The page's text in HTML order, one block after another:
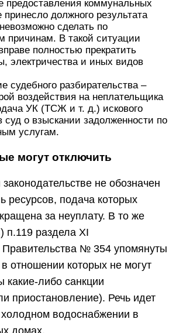
предоставления коммунальных
принесло должного результата
сделать по
причинам. В такой ситуации
полностью прекратить
электричества и иных видов
судебного разбирательства –
воздействия на неплательщика
УК (ТСЖ и т. д.) искового
суд о взыскании задолженности по
услугам.
могут отключить
не обозначен
ресурсов, подача которых
за неуплату. В то же
п.119 раздела XI
№ 354 упомянуты
отношении которых не могут
какие-либо санкции
приостановление). Речь идет
водоснабжении в
домах.